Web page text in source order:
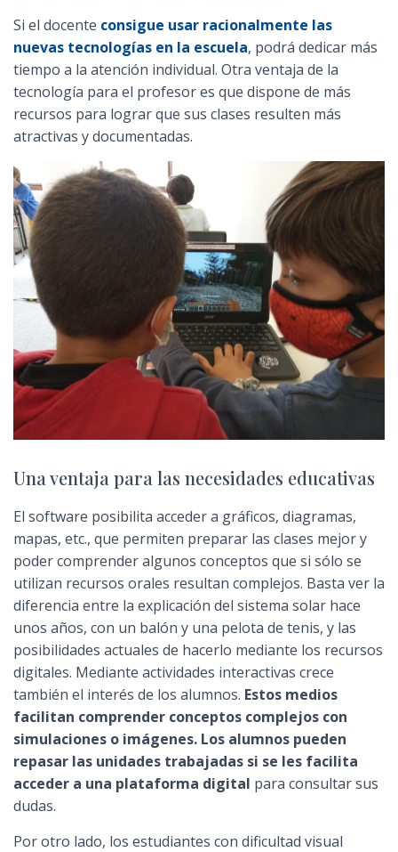
Si el docente consigue usar racionalmente las
nuevas tecnologías en la escuela, podrá dedicar más
tiempo a la atención individual. Otra ventaja de la
tecnología para el profesor es que dispone de más
recursos para lograr que sus clases resulten más
atractivas y documentadas.
Una ventaja para las necesidades educativas
El software posibilita acceder a gráficos, diagramas,
mapas, etc., que permiten preparar las clases mejor y
poder comprender algunos conceptos que si sólo se
utilizan recursos orales resultan complejos. Basta ver la
diferencia entre la explicación del sistema solar hace
unos años, con un balón y una pelota de tenis, y las
posibilidades actuales de hacerlo mediante los recursos
digitales. Mediante actividades interactivas crece
también el interés de los alumnos. Estos medios
facilitan comprender conceptos complejos con
simulaciones o imágenes. Los alumnos pueden
repasar las unidades trabajadas si se les facilita
acceder a una plataforma digital para consultar sus
dudas.
Por otro lado, los estudiantes con dificultad visual